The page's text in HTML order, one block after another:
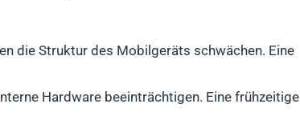
die Struktur des Mobilgeräts schwächen. Eine
Hardware beeinträchtigen. Eine frühzeitige